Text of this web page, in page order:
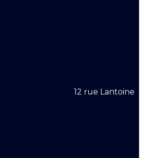
12 rue Lantoine